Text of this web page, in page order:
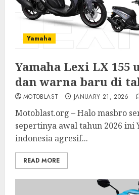
Yamaha
Yamaha Lexi LX 155
dan warna baru di
MOTOBLAST JANUARY 21, 2026
Motoblast.org – Halo masbro
sepertinya awal tahun 2026 ini
indonesia agresif...
READ MORE